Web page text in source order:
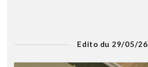
Edito du 29/05/26